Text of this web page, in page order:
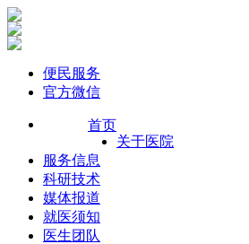
便民服务
官方微信
首页
关于医院
服务信息
科研技术
媒体报道
就医须知
医生团队